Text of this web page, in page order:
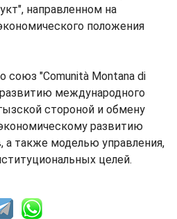
направленном на
положения
союз "Comunità Montana di
развитию международного
стороной и обмену
развитию
а также моделью управления,
целей.